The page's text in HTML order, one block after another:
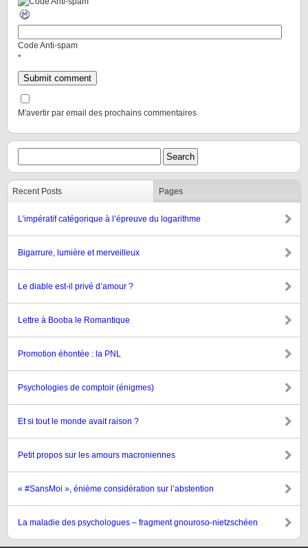
Code Anti-spam
*
M'avertir par email des prochains commentaires
Recent Posts Pages
L’impératif catégorique à l’épreuve du logarithme
Bigarrure, lumière et merveilleux
Le diable est-il privé d’amour ?
Lettre à Booba le Romantique
Promotion éhontée : la PNL
Psychologies de comptoir (énigmes)
Et si tout le monde avait raison ?
Petit propos sur les amours macroniennes
« #SansMoi », énième considération sur l’abstention
La maladie des psychologues – fragment gnouroso-nietzschéen